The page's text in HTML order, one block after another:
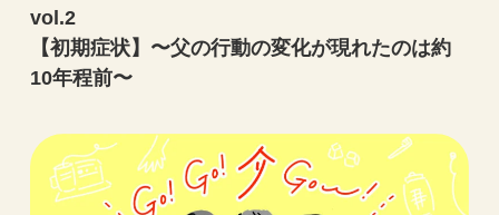
vol.2
【初期症状】〜父の行動の変化が現れたのは約
10年程前〜